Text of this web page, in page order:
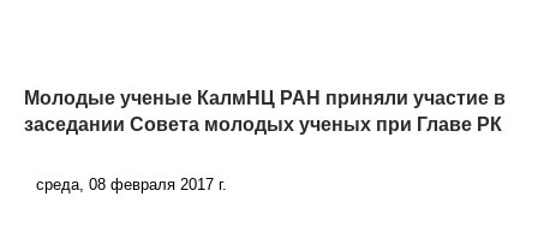
Молодые ученые КалмНЦ РАН приняли участие в
заседании Совета молодых ученых при Главе РК
среда, 08 февраля 2017 г.